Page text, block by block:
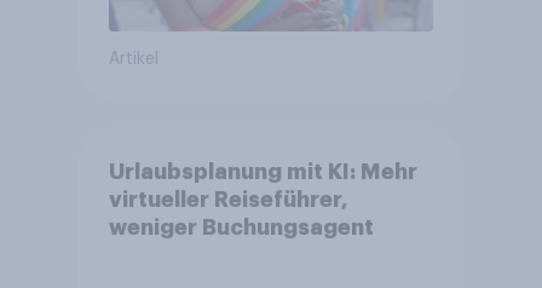
Artikel
Urlaubsplanung mit KI: Mehr
virtueller Reiseführer,
weniger Buchungsagent